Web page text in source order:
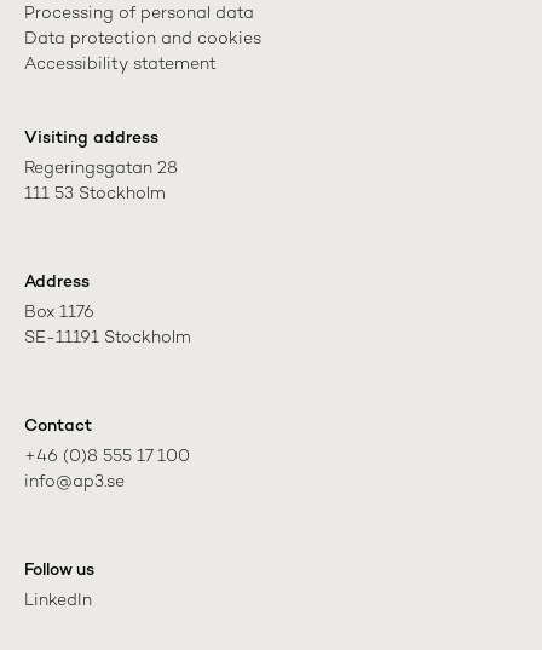
Processing of personal data
Data protection and cookies
Accessibility statement
Visiting address
Regeringsgatan 28
111 53 Stockholm
Address
Box 1176
SE-11191 Stockholm
Contact
+46 (0)8 555 17 100
info@ap3.se
Follow us
LinkedIn